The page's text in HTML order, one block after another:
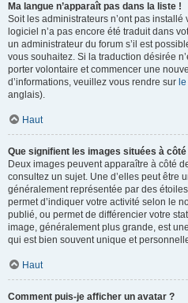
Ma langue n’apparaît pas dans la liste !
Soit les administrateurs n’ont pas
logiciel n’a pas encore été traduit dans
un administrateur du forum s’il est
vous souhaitez. Si la traduction désirée
porter volontaire et commencer une
d’informations, veuillez vous rendre sur
anglais).
Haut
Que signifient les images situées à
Deux images peuvent apparaître à côté
consultez un sujet. Une d’elles peut être
généralement représentée par des
permet d’indiquer votre activité selon le
publié, ou permet de différencier votre
image, généralement plus grande, est
qui est bien souvent unique et
Haut
Comment puis-je afficher un avatar ?